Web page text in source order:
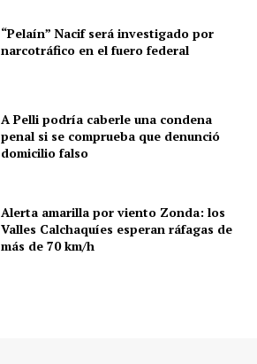
“Pelaín” Nacif será investigado por
narcotráfico en el fuero federal
A Pelli podría caberle una condena
penal si se comprueba que denunció
domicilio falso
Alerta amarilla por viento Zonda: los
Valles Calchaquíes esperan ráfagas de
más de 70 km/h